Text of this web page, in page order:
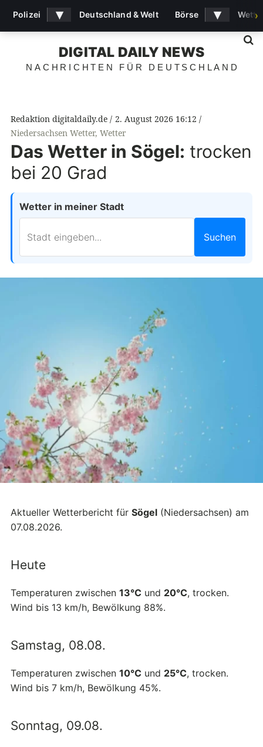
DIGITAL DAILY NEWS
NACHRICHTEN FÜR DEUTSCHLAND
Redaktion digitaldaily.de
2. August 2026 16:12
Niedersachsen Wetter, Wetter
Das Wetter in Sögel: trocken
bei 20 Grad
Wetter in meiner Stadt
Suchen
Aktueller Wetterbericht für Sögel (Niedersachsen) am
07.08.2026.
Heute
Temperaturen zwischen 13°C und 20°C, trocken.
Wind bis 13 km/h, Bewölkung 88%.
Samstag, 08.08.
Temperaturen zwischen 10°C und 25°C, trocken.
Wind bis 7 km/h, Bewölkung 45%.
Sonntag, 09.08.
Polizei ▾ Deutschland & Welt Börse ▾ ›